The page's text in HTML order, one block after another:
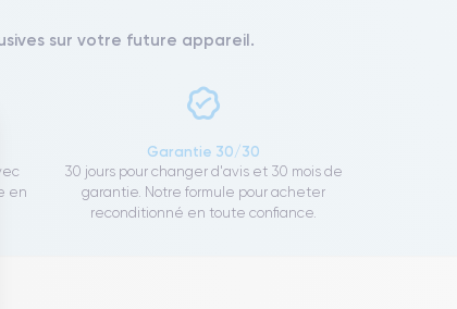
vos Options
sur votre future appareil.
en
Garantie 30/30
30 jours pour changer d'avis et 30 mois de
garantie. Notre formule pour acheter
reconditionné en toute confiance.